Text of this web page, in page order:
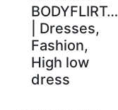
BODYFLIRT…
| Dresses,
Fashion,
High low
dress